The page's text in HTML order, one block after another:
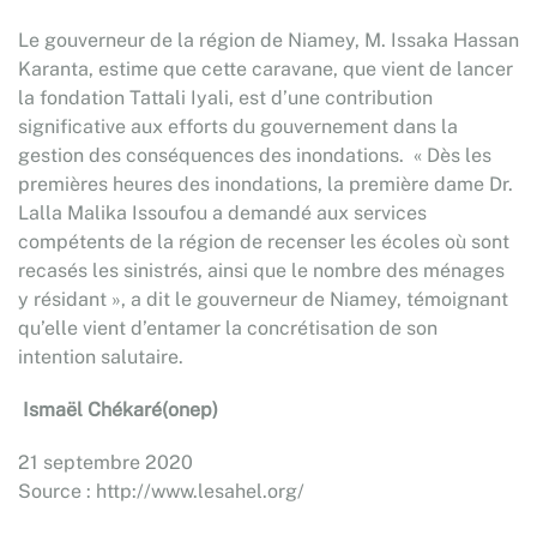
Le gouverneur de la région de Niamey, M. Issaka Hassan
Karanta, estime que cette caravane, que vient de lancer
la fondation Tattali Iyali, est d’une contribution
significative aux efforts du gouvernement dans la
gestion des conséquences des inondations. « Dès les
premières heures des inondations, la première dame Dr.
Lalla Malika Issoufou a demandé aux services
compétents de la région de recenser les écoles où sont
recasés les sinistrés, ainsi que le nombre des ménages
y résidant », a dit le gouverneur de Niamey, témoignant
qu’elle vient d’entamer la concrétisation de son
intention salutaire.
Ismaël Chékaré(onep)
21 septembre 2020
Source : http://www.lesahel.org/